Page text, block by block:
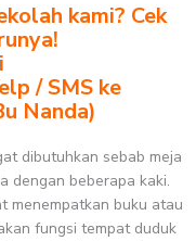
kami? Cek
/ SMS ke
Nanda)
dibutuhkan sebab meja
dengan beberapa kaki.
menempatkan buku atau
fungsi tempat duduk